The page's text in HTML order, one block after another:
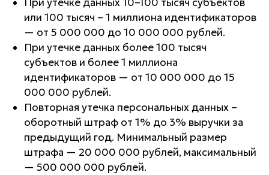
При утечке данных 10–100 тысяч субъектов
или 100 тысяч – 1 миллиона идентификаторов
— от 5 000 000 до 10 000 000 рублей.
При утечке данных более 100 тысяч
субъектов и более 1 миллиона
идентификаторов — от 10 000 000 до 15
000 000 рублей.
Повторная утечка персональных данных –
оборотный штраф от 1% до 3% выручки за
предыдущий год. Минимальный размер
штрафа — 20 000 000 рублей, максимальный
— 500 000 000 рублей.